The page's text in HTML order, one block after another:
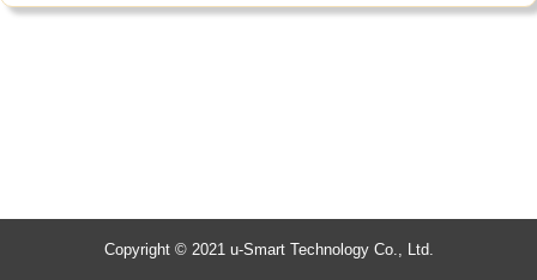
Copyright © 2021 u-Smart Technology Co., Ltd.